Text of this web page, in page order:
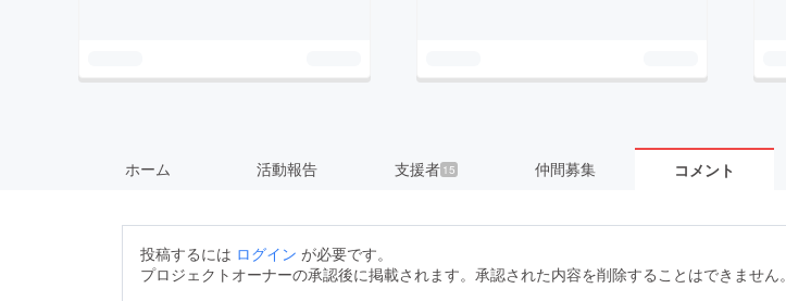
ホーム 活動報告 支援者 15 仲間募集 コメント
投稿するには ログイン が必要です。
プロジェクトオーナーの承認後に掲載されます。承認された内容を削除することはできません。